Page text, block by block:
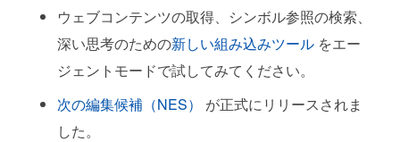
すぐに使えるCopilotセットアップ (実験的)
チャットプレリリースチャネルの不一致
ウェブコンテンツの取得、シンボル参照の検索、
深い思考のための新しい組み込みツール をエー
ジェントモードで試してみてください。
次の編集候補（NES）
が正式にリリースされま
した。